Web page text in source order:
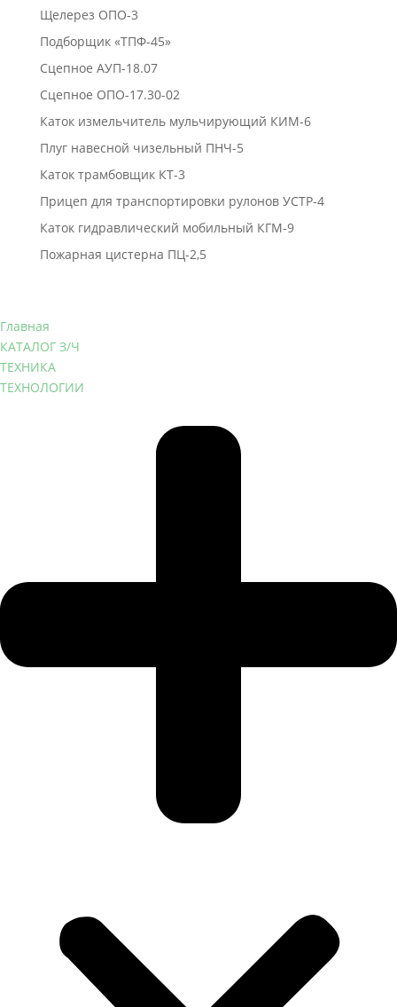
Щелерез ОПО-3
Подборщик «ТПФ-45»
Сцепное АУП-18.07
Сцепное ОПО-17.30-02
Каток измельчитель мульчирующий КИМ-6
Плуг навесной чизельный ПНЧ-5
Каток трамбовщик КТ-3
Прицеп для транспортировки рулонов УСТР-4
Каток гидравлический мобильный КГМ-9
Пожарная цистерна ПЦ-2,5
Главная
КАТАЛОГ З/Ч
ТЕХНИКА
ТЕХНОЛОГИИ